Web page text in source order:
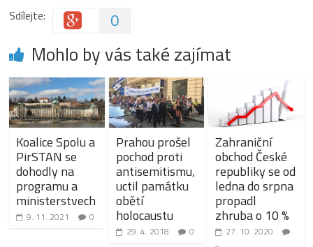
Sdílejte: 0
Mohlo by vás také zajímat
Koalice Spolu a
PirSTAN se
dohodly na
programu a
ministerstvech
9. 11. 2021 0
Prahou prošel
pochod proti
antisemitismu,
uctil památku
obětí
holocaustu
29. 4. 2018 0
Zahraniční
obchod České
republiky se od
ledna do srpna
propadl
zhruba o 10 %
27. 10. 2020